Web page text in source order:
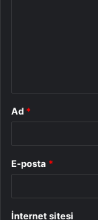
Ad *
E-posta *
İnternet sitesi